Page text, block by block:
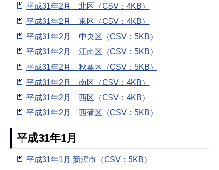
平成31年2月 北区（CSV：4KB）
平成31年2月 東区（CSV：4KB）
平成31年2月 中央区（CSV：5KB）
平成31年2月 江南区（CSV：5KB）
平成31年2月 秋葉区（CSV：5KB）
平成31年2月 南区（CSV：4KB）
平成31年2月 西区（CSV：4KB）
平成31年2月 西蒲区（CSV：5KB）
平成31年1月
平成31年1月 新潟市（CSV：5KB）